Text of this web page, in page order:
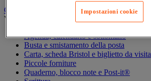
Cancelleria e forniture per ufficio
Vedi tutte le categorie
Agenda, calendario e sottomano
Busta e smistamento della posta
Carta, scheda Bristol e biglietto da visita
Piccole forniture
Quaderno, blocco note e Post-it®
Impostazioni cookie